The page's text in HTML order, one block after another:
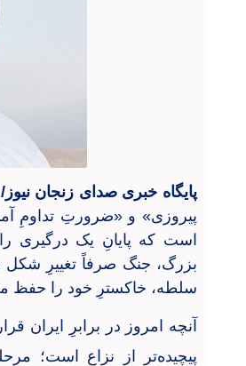
پایگاه خبری صدای زنجان نیوز/
پیروزی» و «ضرورتِ تداومِ
است که پایانِ یک درگیری
بزرگ، جنگ صرفاً تغییرِ
سلطه، خاکسترِ خود را حفظ
آنچه امروز در برابرِ ایران
پیچیده‌تر از نزاع است؛